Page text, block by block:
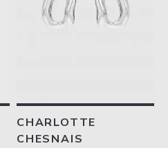
CHARLOTTE
CHESNAIS